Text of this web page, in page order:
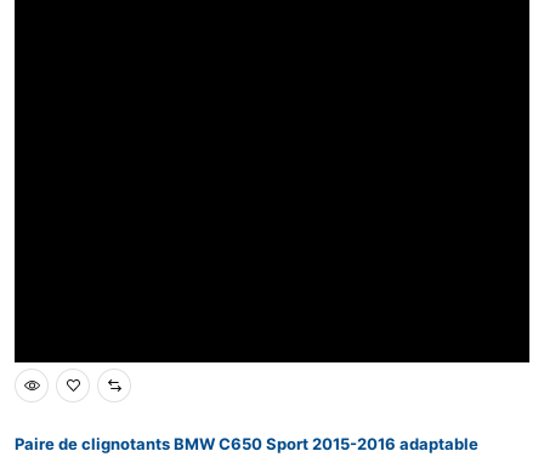
Paire de clignotants BMW C650 Sport 2015-2016 adaptable